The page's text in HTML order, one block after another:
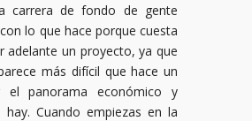
carrera de fondo de gente
lo que hace porque cuesta
adelante un proyecto, ya que
más difícil que hace un
el panorama económico y
hay. Cuando empiezas en la